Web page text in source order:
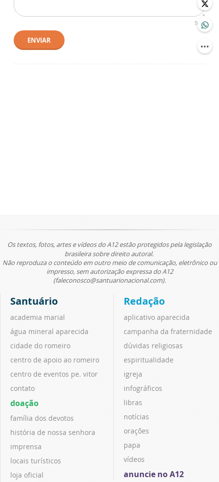
500
ENVIAR
Os textos, fotos, artes e vídeos do A12 estão protegidos pela legislação
brasileira sobre direito autoral.
Não reproduza o conteúdo em outro meio de comunicação, eletrônico ou
impresso, sem autorização expressa do A12
(faleconosco@santuarionacional.com).
Santuário
academia marial
água mineral aparecida
cidade do romeiro
centro de apoio ao romeiro
centro de eventos pe. vitor
contato
doação
família dos devotos
história de nossa senhora
imprensa
locais turísticos
loja oficial
Redação
aplicativo aparecida
campanha da fraternidade
dúvidas religiosas
espiritualidade
igreja
infográficos
libras
notícias
orações
papa
vídeos
anuncie no A12